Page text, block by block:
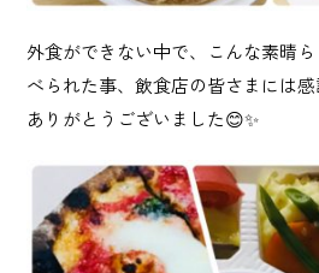
Contact
お問い合わせ
外食ができない中で、こんな素晴
べられた事、飲食店の皆さまには
ありがとうございました😊✨